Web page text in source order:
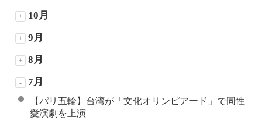
+ 10月
+ 9月
+ 8月
- 7月
【パリ五輪】台湾が「文化オリンピアード」で同性
愛演劇を上演